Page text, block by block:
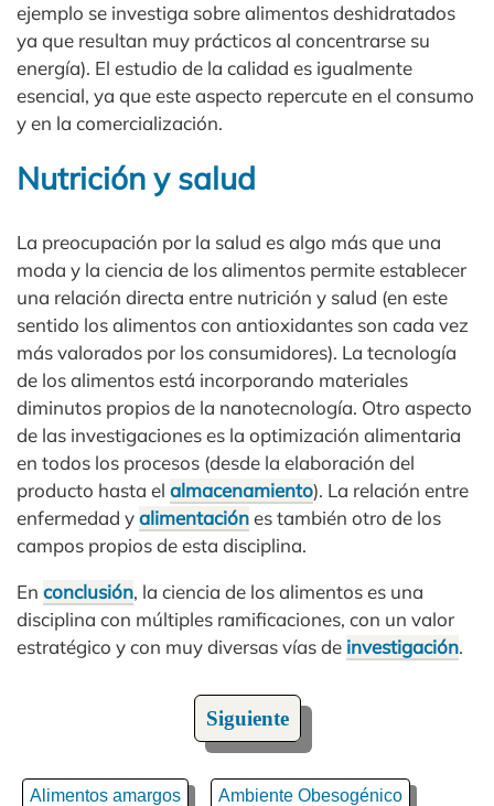
ejemplo se investiga sobre alimentos deshidratados
ya que resultan muy prácticos al concentrarse su
energía). El estudio de la calidad es igualmente
esencial, ya que este aspecto repercute en el consumo
y en la comercialización.
Nutrición y salud
La preocupación por la salud es algo más que una
moda y la ciencia de los alimentos permite establecer
una relación directa entre nutrición y salud (en este
sentido los alimentos con antioxidantes son cada vez
más valorados por los consumidores). La tecnología
de los alimentos está incorporando materiales
diminutos propios de la nanotecnología. Otro aspecto
de las investigaciones es la optimización alimentaria
en todos los procesos (desde la elaboración del
producto hasta el almacenamiento). La relación entre
enfermedad yalimentaciónes también otro de los
campos propios de esta disciplina.
En conclusión, la ciencia de los alimentos es una
disciplina con múltiples ramificaciones, con un valor
estratégico y con muy diversas vías de investigación.
Siguiente
Alimentos amargos Ambiente Obesogénico